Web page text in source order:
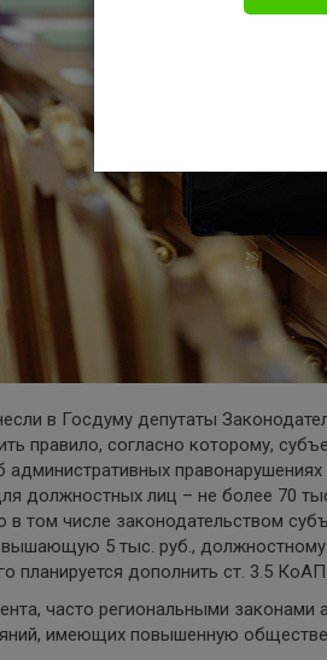
в Госдуму депутаты
правило, согласно которому,
административных
должностных лиц – не более 70
в том числе законодательством
5 тыс. руб.,
планируется дополнить ст. 3.5
часто региональными
имеющих повышенную